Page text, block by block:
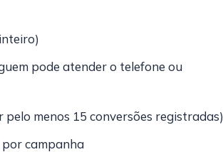
pode atender o telefone ou
menos 15 conversões registradas)
por campanha